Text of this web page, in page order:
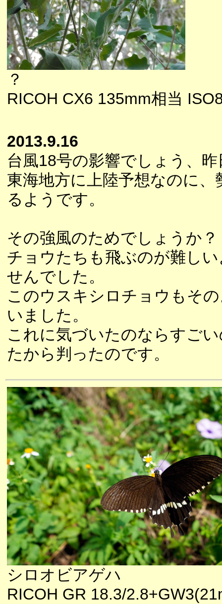
？
RICOH CX6 135mm相当
2013.9.16
台風18号の影響でしょう、
東海地方に上陸予想なのに
るようです。
その強風のためでしょうか？
チョウたちも飛ぶのが難し
せんでした。
このウスキシロチョウもそ
いました。
これに気づいたのならすご
たから判ったのです。
シロオビアゲハ
RICOH GR 18.3/